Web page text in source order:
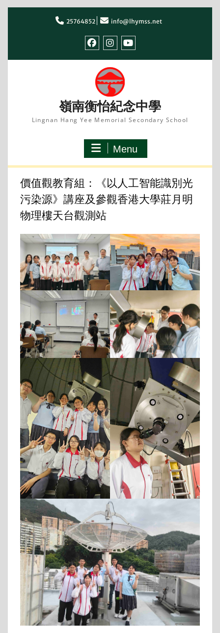
25764852 info@lhymss.net
嶺南衡怡紀念中學
Lingnan Hang Yee Memorial Secondary School
Menu
價值觀教育組：《以人工智能識別光
污染源》講座及參觀香港大學莊月明
物理樓天台觀測站